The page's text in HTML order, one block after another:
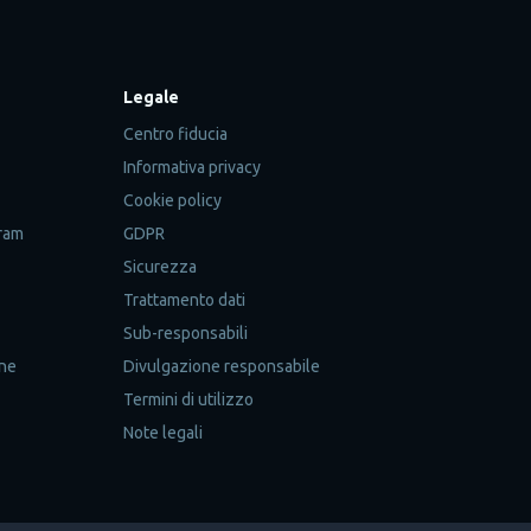
Legale
Centro fiducia
Informativa privacy
Cookie policy
GDPR
Sicurezza
Trattamento dati
Sub-responsabili
Divulgazione responsabile
Termini di utilizzo
Note legali